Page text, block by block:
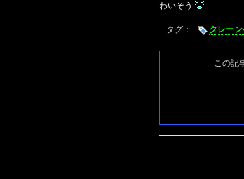
わいそう
タグ： クレー
この記